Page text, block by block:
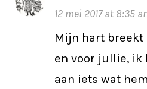
12 mei 2017 at 8:35
Mijn hart breekt
en voor jullie, ik
aan iets wat